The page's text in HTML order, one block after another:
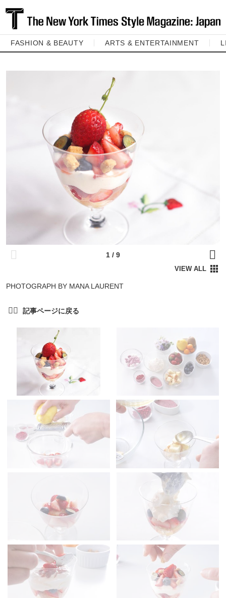
FASHION & BEAUTY ARTS & ENTERTAINMENT
PHOTOGRAPH BY MANA LAURENT